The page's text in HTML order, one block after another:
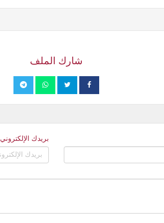
شارك الملف
بريدك الإلكتروني